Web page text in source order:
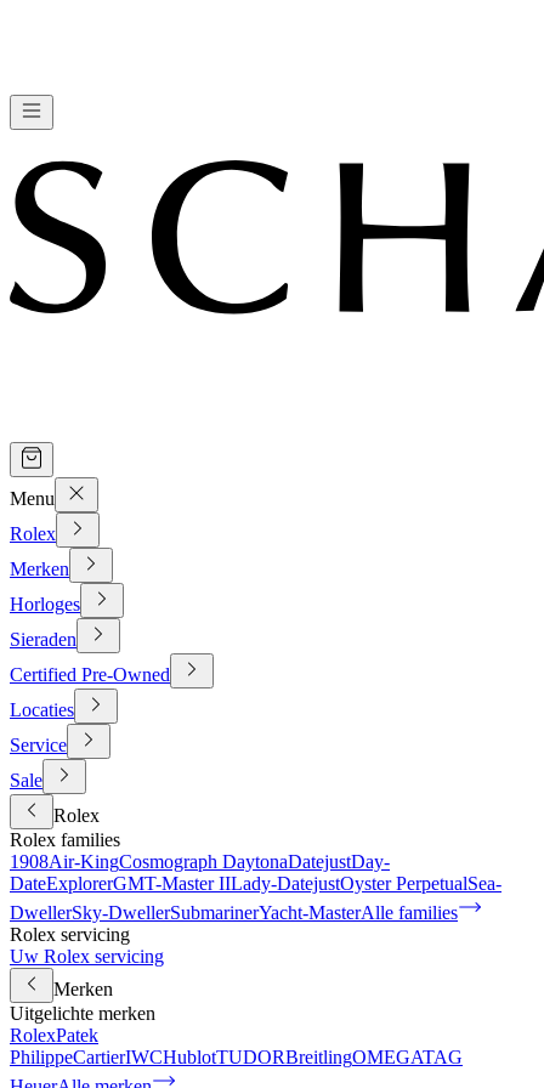
Menu
Rolex
Merken
Horloges
Sieraden
Certified Pre-Owned
Locaties
Service
Sale
Rolex
Rolex families
1908Air-KingCosmograph DaytonaDatejustDay-
DateExplorerGMT-Master IILady-DatejustOyster PerpetualSea-
DwellerSky-DwellerSubmarinerYacht-MasterAlle families
Rolex servicing
Uw Rolex servicing
Merken
Uitgelichte merken
RolexPatek
PhilippeCartierIWCHublotTUDORBreitlingOMEGATAG